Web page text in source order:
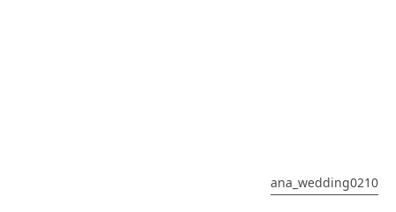
ana_wedding0210